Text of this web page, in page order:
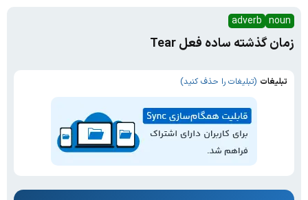
noun
adverb
زمان گذشته ساده فعل Tear
تبلیغات (تبلیغات را حذف کنید)